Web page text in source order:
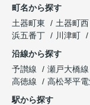
町名から探す
土器町東
土器町西
浜五番丁
川津町
沿線から探す
予讃線
瀬戸大橋線
高徳線
高松琴平
駅から探す